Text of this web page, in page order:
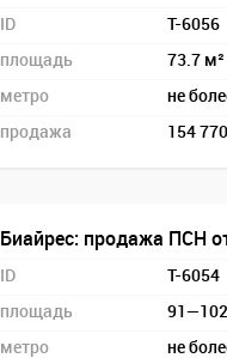
ID
T-6056
площадь
73.7 м²
метро
не
продажа
154
Биайрес: продажа ПСН
ID
T-6054
площадь
метро
не